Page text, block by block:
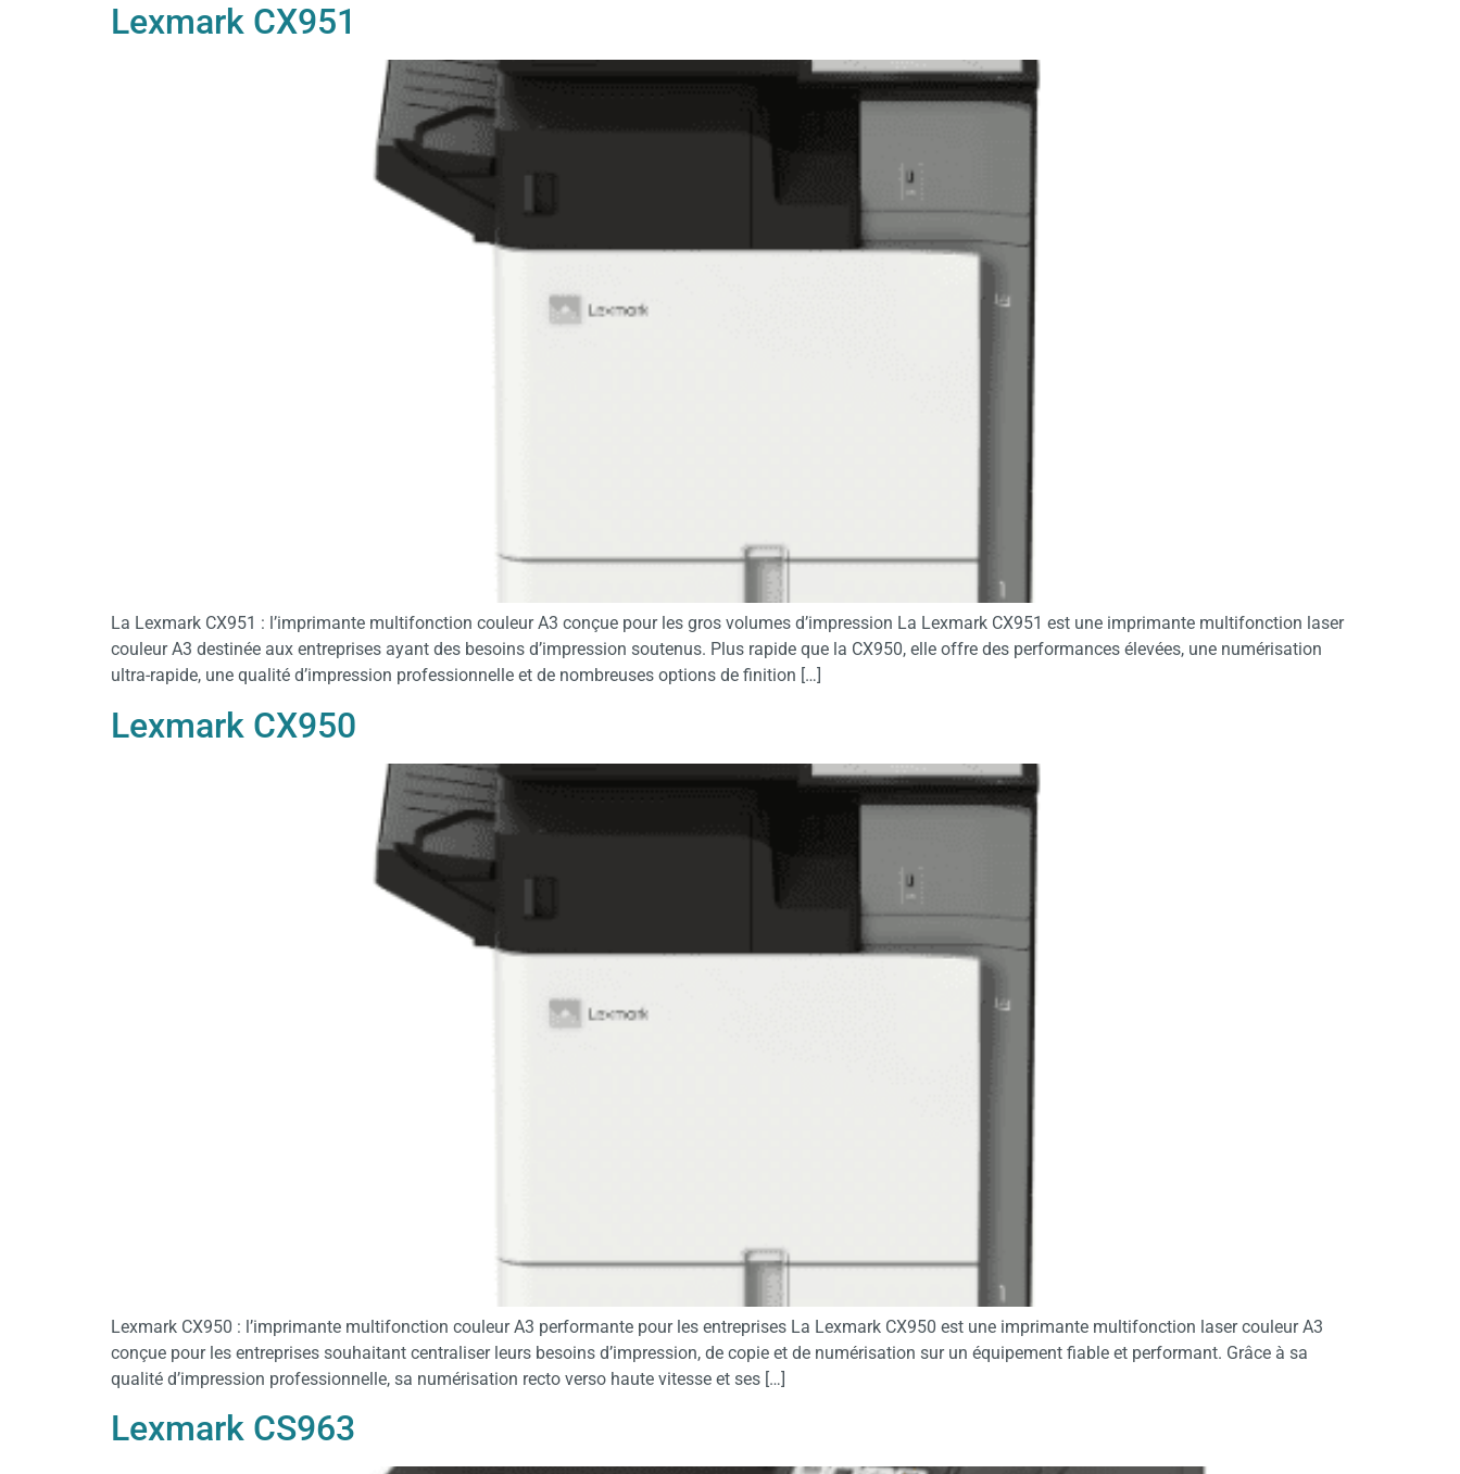
Lexmark CX951
La Lexmark CX951 : l’imprimante multifonction couleur A3 conçue pour les gros volumes d’impression La Lexmark CX951 est une imprimante multifonction laser
couleur A3 destinée aux entreprises ayant des besoins d’impression soutenus. Plus rapide que la CX950, elle offre des performances élevées, une numérisation
ultra-rapide, une qualité d’impression professionnelle et de nombreuses options de finition […]
Lexmark CX950
Lexmark CX950 : l’imprimante multifonction couleur A3 performante pour les entreprises La Lexmark CX950 est une imprimante multifonction laser couleur A3
conçue pour les entreprises souhaitant centraliser leurs besoins d’impression, de copie et de numérisation sur un équipement fiable et performant. Grâce à sa
qualité d’impression professionnelle, sa numérisation recto verso haute vitesse et ses […]
Lexmark CS963